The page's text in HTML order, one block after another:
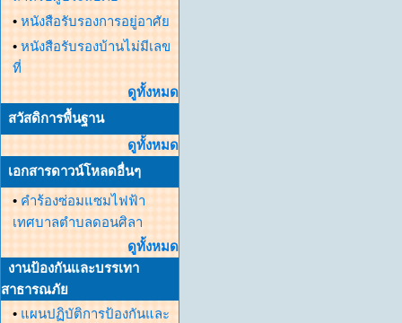
• หนังสือรับรองการอยู่อาศัย
• หนังสือรับรองบ้านไม่มีเลข
ที่
ดูทั้งหมด
สวัสดิการพื้นฐาน
ดูทั้งหมด
เอกสารดาวน์โหลดอื่นๆ
• คำร้องซ่อมแซมไฟฟ้า
เทศบาลตำบลดอนศิลา
ดูทั้งหมด
งานป้องกันและบรรเทา
สาธารณภัย
• แผนปฏิบัติการป้องกันและ